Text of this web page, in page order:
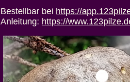
Bestellbar bei https://
Anleitung: https://